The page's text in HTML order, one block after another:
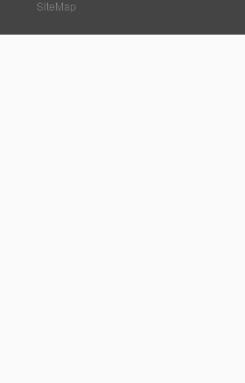
SiteMap